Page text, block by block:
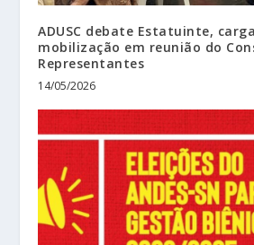
ADUSC debate Estatuinte,
mobilização em reunião do
Representantes
14/05/2026